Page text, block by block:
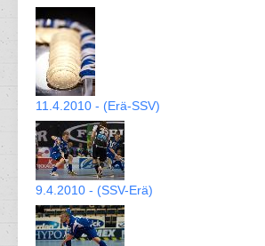
11.4.2010 - (Erä-SSV)
9.4.2010 - (SSV-Erä)